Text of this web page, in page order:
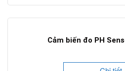
Cảm biến đo PH